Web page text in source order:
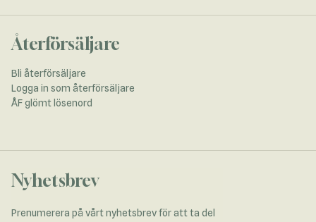
Återförsäljare
Bli återförsäljare
Logga in som återförsäljare
ÅF glömt lösenord
Nyhetsbrev
Prenumerera på vårt nyhetsbrev för att ta del